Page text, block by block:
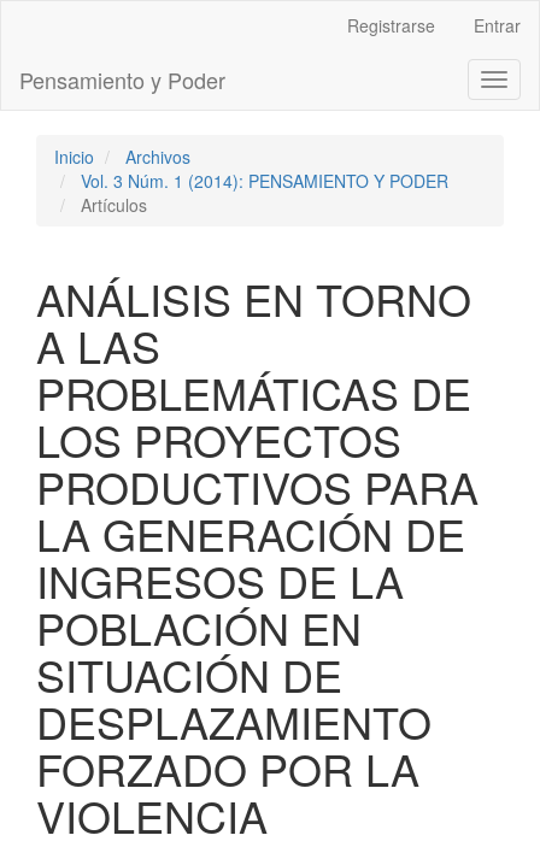
principal
Barra
Registrarse Entrar
Pensamiento y Poder
Inicio
Archivos
Vol. 3 Núm. 1 (2014): PENSAMIENTO Y PODER
Artículos
ANÁLISIS EN TORNO
A LAS
PROBLEMÁTICAS DE
LOS PROYECTOS
PRODUCTIVOS PARA
LA GENERACIÓN DE
INGRESOS DE LA
POBLACIÓN EN
SITUACIÓN DE
DESPLAZAMIENTO
FORZADO POR LA
VIOLENCIA